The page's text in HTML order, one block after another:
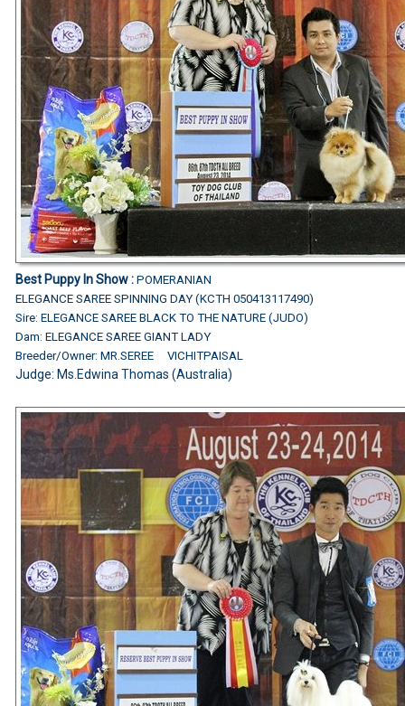
Best Puppy In Show : POMERANIAN
ELEGANCE SAREE SPINNING DAY (KCTH 050413117490)
Sire: ELEGANCE SAREE BLACK TO THE NATURE (JUDO)
Dam: ELEGANCE SAREE GIANT LADY
Breeder/Owner: MR.SEREE VICHITPAISAL
Judge: Ms.Edwina Thomas (Australia)